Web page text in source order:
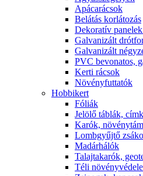
Apácarácsok
Belátás korlátozás
Dekoratív
Galvanizált
Galvanizált
PVC bevonatos,
Kerti rácsok
Növényfuttatók
Hobbikert
Fóliák
Jelölő táblák,
Karók,
Lombgyűjtő
Madárhálók
Talajtakarók,
Téli